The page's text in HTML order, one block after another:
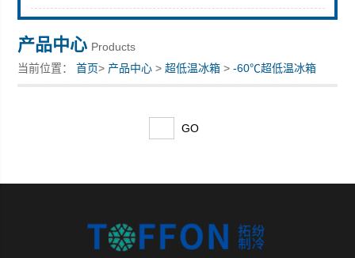
产品中心 Products
当前位置：首页> 产品中心 >超低温冰箱 >-60℃超低温冰箱